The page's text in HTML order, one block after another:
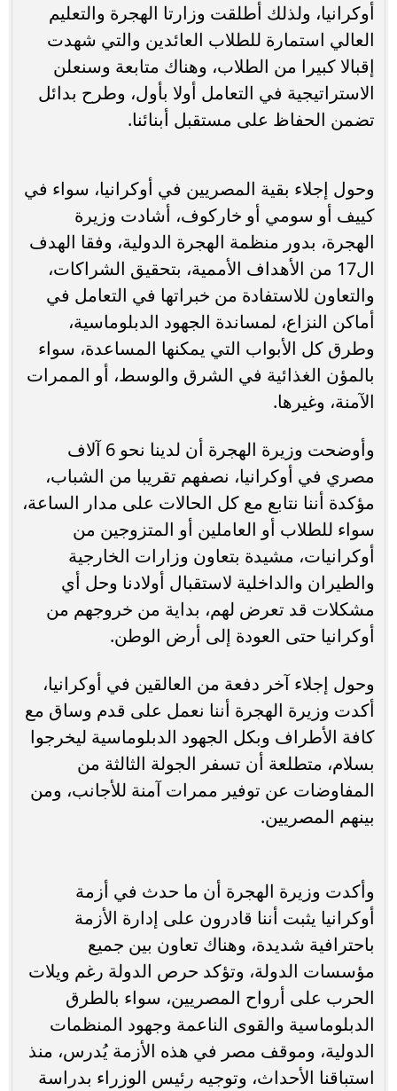
أوكرانيا، ولذلك أطلقت وزارتا الهجرة والتعليم
العالي استمارة للطلاب العائدين والتي شهدت
إقبالا كبيرا من الطلاب، وهناك متابعة وسنعلن
الاستراتيجية في التعامل أولا بأول، وطرح بدائل
تضمن الحفاظ على مستقبل أبنائنا.
وحول إجلاء بقية المصريين في أوكرانيا، سواء في
كييف أو سومي أو خاركوف، أشادت وزيرة
الهجرة، بدور منظمة الهجرة الدولية، وفقا الهدف
ال17 من الأهداف الأممية، بتحقيق الشراكات،
والتعاون للاستفادة من خبراتها في التعامل في
أماكن النزاع، لمساندة الجهود الدبلوماسية،
وطرق كل الأبواب التي يمكنها المساعدة، سواء
بالمؤن الغذائية في الشرق والوسط، أو الممرات
الآمنة، وغيرها.
وأوضحت وزيرة الهجرة أن لدينا نحو 6 آلاف
مصري في أوكرانيا، نصفهم تقريبا من الشباب،
مؤكدة أننا نتابع مع كل الحالات على مدار الساعة،
سواء للطلاب أو العاملين أو المتزوجين من
أوكرانيات، مشيدة بتعاون وزارات الخارجية
والطيران والداخلية لاستقبال أولادنا وحل أي
مشكلات قد تعرض لهم، بداية من خروجهم من
أوكرانيا حتى العودة إلى أرض الوطن.
وحول إجلاء آخر دفعة من العالقين في أوكرانيا،
أكدت وزيرة الهجرة أننا نعمل على قدم وساق مع
كافة الأطراف وبكل الجهود الدبلوماسية ليخرجوا
بسلام، متطلعة أن تسفر الجولة الثالثة من
المفاوضات عن توفير ممرات آمنة للأجانب، ومن
بينهم المصريين.
وأكدت وزيرة الهجرة أن ما حدث في أزمة
أوكرانيا يثبت أننا قادرون على إدارة الأزمة
باحترافية شديدة، وهناك تعاون بين جميع
مؤسسات الدولة، وتؤكد حرص الدولة رغم ويلات
الحرب على أرواح المصريين، سواء بالطرق
الدبلوماسية والقوى الناعمة وجهود المنظمات
الدولية، وموقف مصر في هذه الأزمة يُدرس، منذ
استباقنا الأحداث، وتوجيه رئيس الوزراء بدراسة